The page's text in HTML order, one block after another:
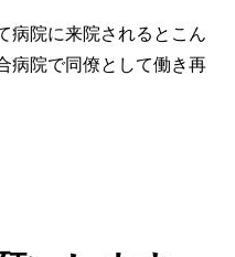
病院に来院されるとこん
病院で同僚として働き再